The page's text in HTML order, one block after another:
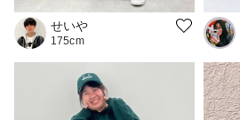
せいや
175cm